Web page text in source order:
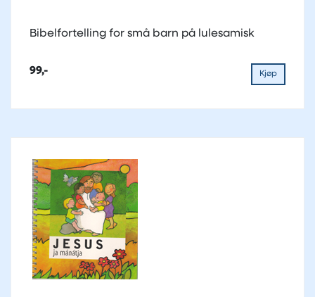
Bibelfortelling for små barn på lulesamisk
99,- Kjøp